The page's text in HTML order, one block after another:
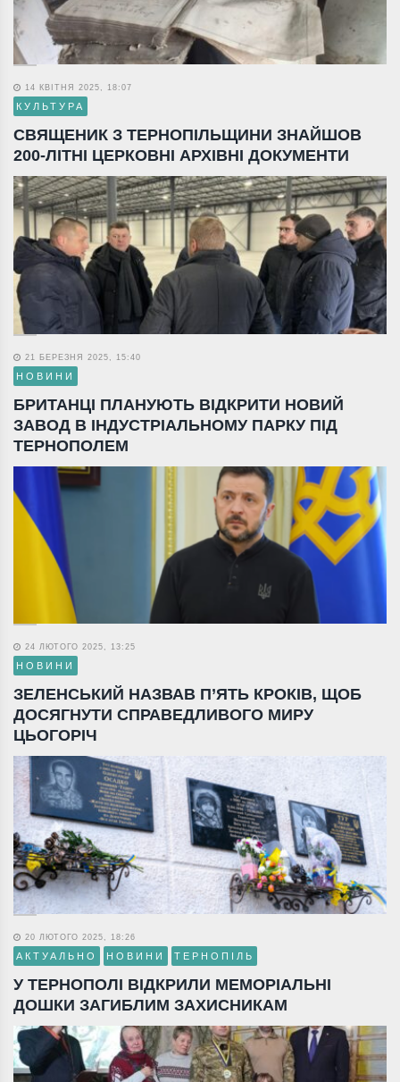
14 КВІТНЯ 2025, 18:07
КУЛЬТУРА
СВЯЩЕНИК З ТЕРНОПІЛЬЩИНИ ЗНАЙШОВ
200-ЛІТНІ ЦЕРКОВНІ АРХІВНІ ДОКУМЕНТИ
21 БЕРЕЗНЯ 2025, 15:40
НОВИНИ
БРИТАНЦІ ПЛАНУЮТЬ ВІДКРИТИ НОВИЙ
ЗАВОД В ІНДУСТРІАЛЬНОМУ ПАРКУ ПІД
ТЕРНОПОЛЕМ
24 ЛЮТОГО 2025, 13:25
НОВИНИ
ЗЕЛЕНСЬКИЙ НАЗВАВ П’ЯТЬ КРОКІВ, ЩОБ
ДОСЯГНУТИ СПРАВЕДЛИВОГО МИРУ
ЦЬОГОРІЧ
20 ЛЮТОГО 2025, 18:26
АКТУАЛЬНО НОВИНИ ТЕРНОПІЛЬ
У ТЕРНОПОЛІ ВІДКРИЛИ МЕМОРІАЛЬНІ
ДОШКИ ЗАГИБЛИМ ЗАХИСНИКАМ